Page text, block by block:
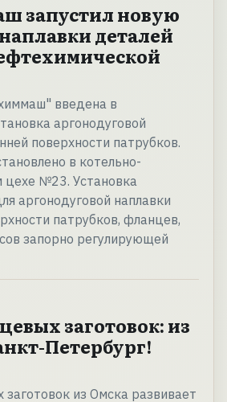
запустил новую
деталей
введена в
аргонодуговой
поверхности патрубков.
в котельно-
цехе №23. Установка
аргонодуговой наплавки
патрубков, фланцев,
запорно регулирующей
заготовок: из
Петербург!
из Омска развивает